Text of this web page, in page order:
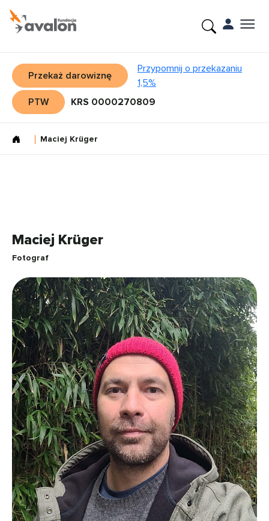
Przekaż darowiznę
Przypomnij o przekazaniu
1,5%
PTW
KRS 0000270809
Maciej Krüger
Maciej Krüger
Fotograf